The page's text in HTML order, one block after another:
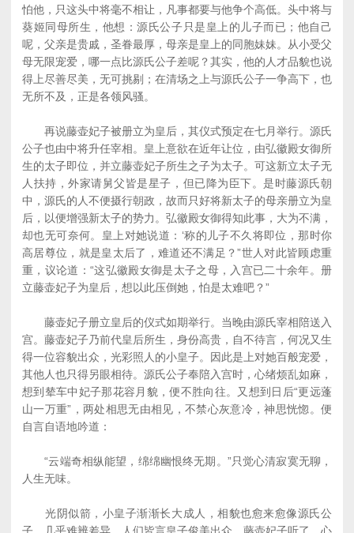
怕他，只这头中将毫不相让，凡事都要与他争个高低。头中将与
葵姬同母所生，他想：源氏公子只是皇上的儿子而已；他自己
呢，父亲是贵戚，圣眷最厚，母亲是皇上的同胞妹妹。从小受父
母无限宠爱，哪一点比源氏公子差呢？其实，他的人才品貌也说
得上尽善尽美，无可挑剔；在清场之上与源氏公子一争高下，也
无所不及，正是各领风骚。
再说藤壶妃子被册立为皇后，其仪式预定在七月举行。源氏
公子也由中将升任宰相。皇上意欲在近年让位，由弘徽殿女御所
生的太子即位，并立藤壶妃子所生之子为太子。可这新立太子无
人扶持，外家请舅父皆是星子，但已降为臣下。是时藤源氏朝
中，源氏的人不便摄行朝政，故而只好将新太子的母亲册立为皇
后，以便增强新太子的势力。弘徽殿女御得知此事，大为不满，
却也无可奈何。皇上对她说道：‘称的儿子不久将即位，那时你
高居尊位，就是皇太后了，难道还不满足？”世人对此皆顾虑重
重，议论道：“这弘徽殿女御是太子之母，入宫已二十余年。册
立藤壶妃子为皇后，想以此压倒她，怕是太难吧？”
藤壶妃子册立皇后的仪式如期举行。当晚由源氏宰相陪送入
宫。藤壶妃子乃前代皇后所生，身份高贵，自不待言，何况又生
得一位容貌出众，光彩照人的小皇子。因此是上对她百般宠爱，
其他人也只得另眼相待。源氏公子奉陪入宫时，心绪烦乱如麻，
想到辇车中妃子那花容月貌，便不胜向往。又想到日后“更远蓬
山一万重”，两处相思无由相见，不禁心灰意冷，神思恍惚。便
自言自语地吟道：
“云端奇相纵能望，绵绵幽恨终无期。”只觉心清寂寞无聊，
人生无味。
光阴似箭，小皇子渐渐长大成人，相貌也愈来愈像源氏公